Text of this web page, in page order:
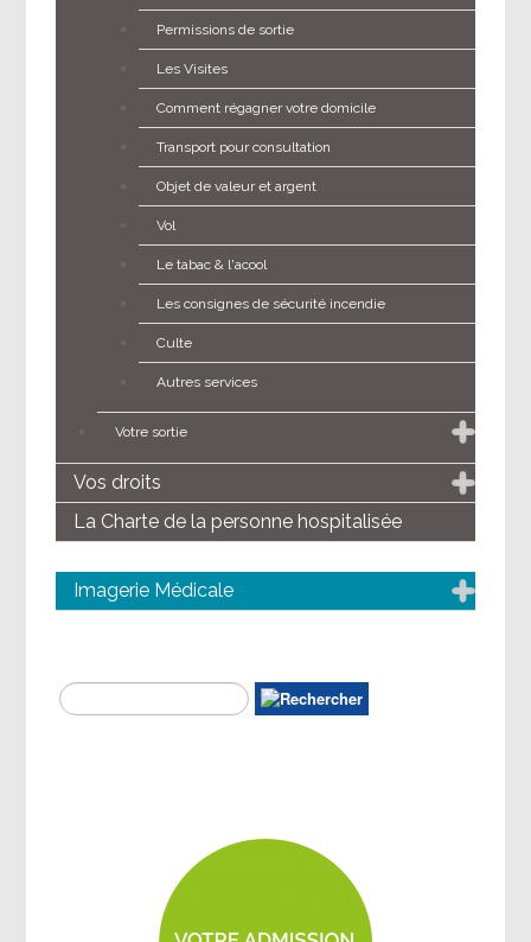
Permissions de sortie
Les Visites
Comment régagner votre domicile
Transport pour consultation
Objet de valeur et argent
Vol
Le tabac & l'acool
Les consignes de sécurité incendie
Culte
Autres services
Votre sortie
Vos droits
La Charte de la personne hospitalisée
Imagerie Médicale